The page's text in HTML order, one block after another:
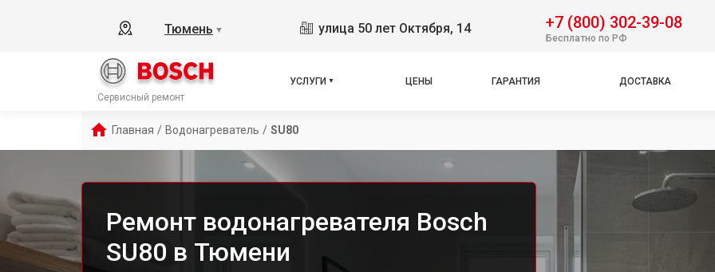
Тюмень ▼ улица 50 лет Октября, 14 +7 (800) 302-39-08
Бесплатно по РФ
Сервисный ремонт
УСЛУГИ ЦЕНЫ ГАРАНТИЯ ДОСТАВКА
Главная / Водонагреватель / SU80
Ремонт водонагревателя Bosch
SU80 в Тюмени